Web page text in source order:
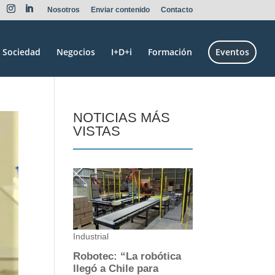
Nosotros Enviar contenido Contacto
Sociedad Negocios I+D+i Formación Eventos
NOTICIAS MÁS
VISTAS